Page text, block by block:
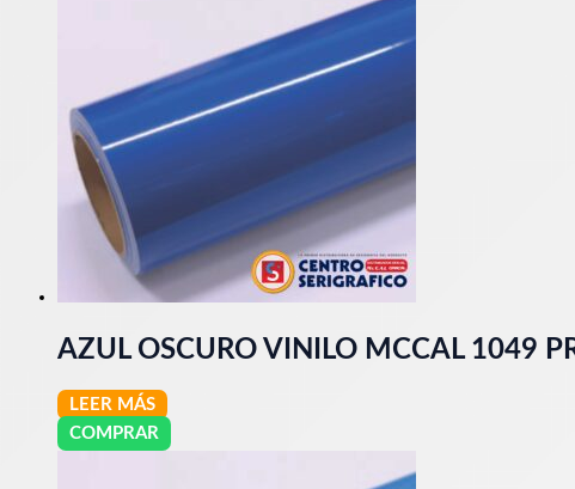
AZUL OSCURO VINILO MCCAL 1049
LEER MÁS
COMPRAR